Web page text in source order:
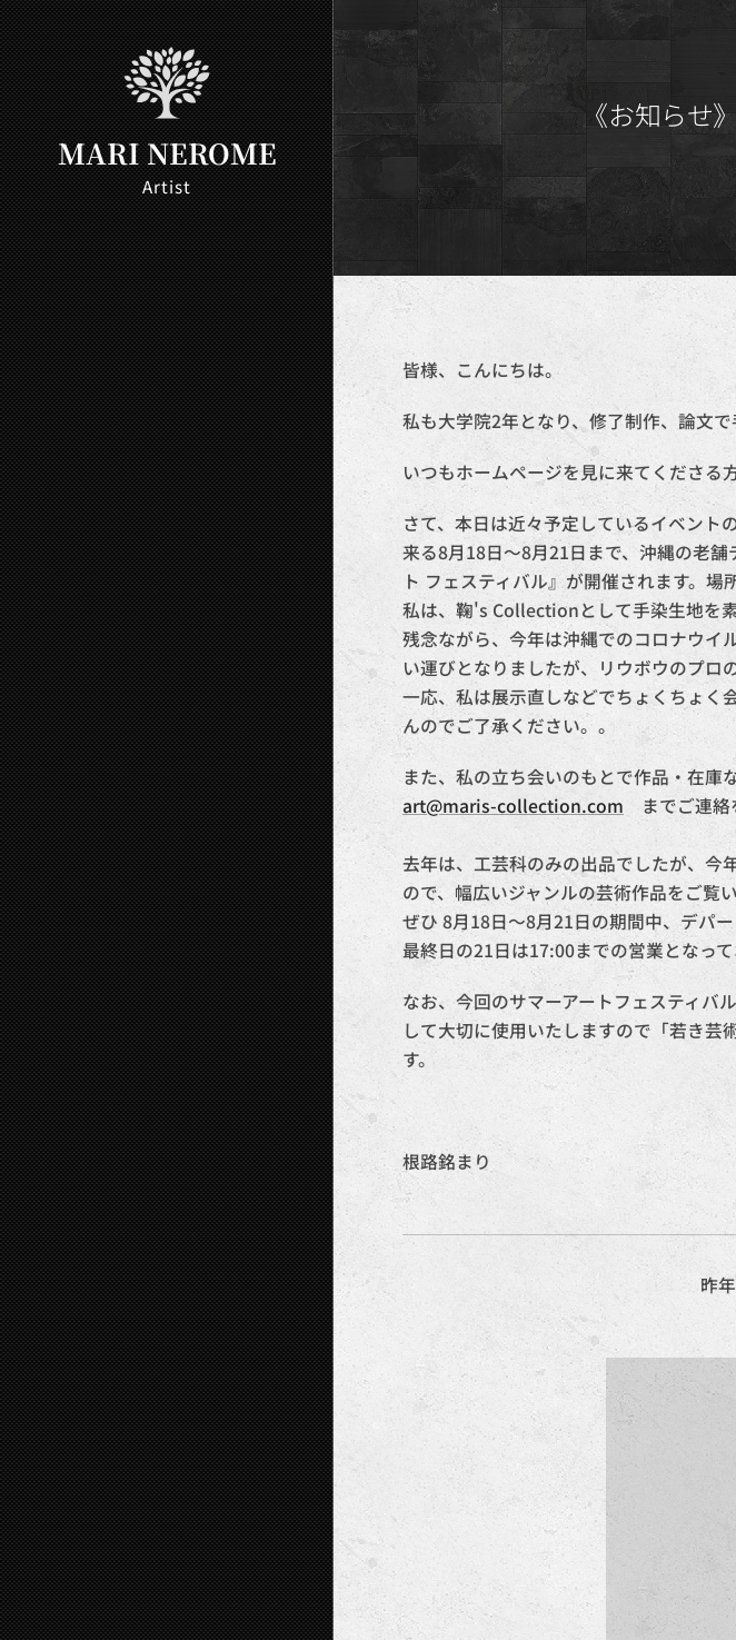
MARI NEROME
Artist
《お知らせ
皆様、こんにちは。
私も大学院2年となり、修了制作、論文
いつもホームページを見に来てくださる
さて、本日は近々予定しているイベント
来る8月18日〜8月21日まで、沖縄の老
ト フェスティバル』が開催されます。場
私は、鞠's Collectionとして手染生地を
残念ながら、今年は沖縄でのコロナウイ
い運びとなりましたが、リウボウのプロ
一応、私は展示直しなどでちょくちょく
んのでご了承ください。。
また、私の立ち会いのもとで作品・在庫
art@maris-collection.com までご連絡
去年は、工芸科のみの出品でしたが、今
ので、幅広いジャンルの芸術作品をご覧
ぜひ 8月18日〜8月21日の期間中、デパ
最終日の21日は17:00までの営業となって
なお、今回のサマーアートフェスティバ
して大切に使用いたしますので「若き芸
す。
根路銘まり
昨